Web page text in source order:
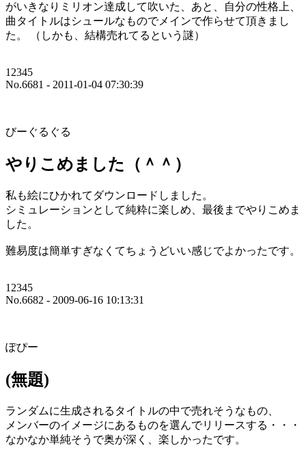
がいきなりミリオン達成して吹いた、あと、自分の性格上、
曲タイトルはシュールなものでメインで作らせて頂きまし
た。 （しかも、結構売れてるという謎）
12345
No.6681 - 2011-01-04 07:30:39
びーぐるぐる
やりこめました（＾＾）
私も絵にひかれてダウンロードしました。
シミュレーションとして純粋に楽しめ、最後までやりこめま
した。
難易度は簡単すぎなくてちょうどいい感じでよかったです。
12345
No.6682 - 2009-06-16 10:13:31
ぽぴー
(無題)
ランダムに生成されるタイトルの中で売れそうなもの、
メンバーのイメージにあるものを選んでリリースする・・・
なかなか単純そうで奥が深く、楽しかったです。